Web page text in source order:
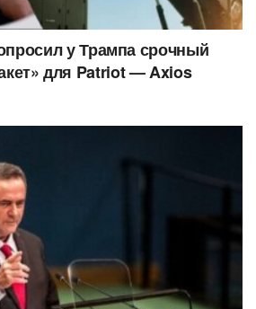
у Трампа срочный
для Patriot — Axios